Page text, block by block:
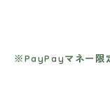
※PayPayマネー限